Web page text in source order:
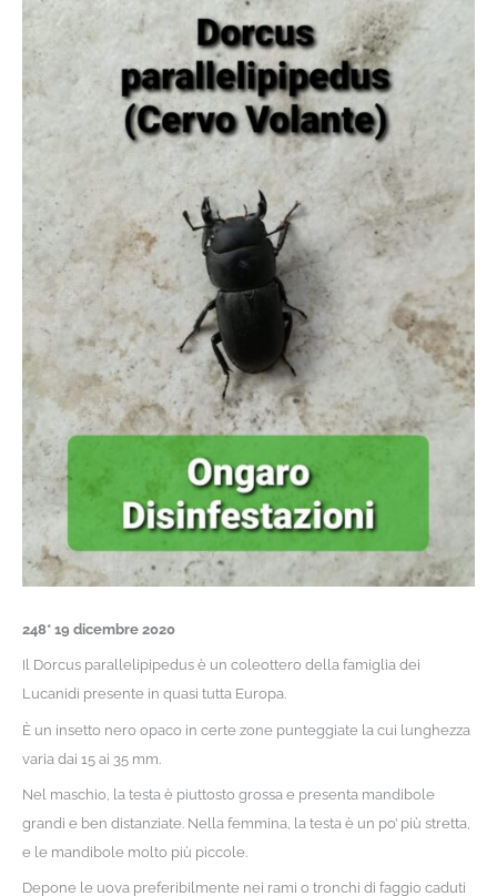
248* 19 dicembre 2020
Il Dorcus parallelipipedus è un coleottero della famiglia dei
Lucanidi presente in quasi tutta Europa.
È un insetto nero opaco in certe zone punteggiate la cui lunghezza
varia dai 15 ai 35 mm.
Nel maschio, la testa è piuttosto grossa e presenta mandibole
grandi e ben distanziate. Nella femmina, la testa è un po’ più stretta,
e le mandibole molto più piccole.
Depone le uova preferibilmente nei rami o tronchi di faggio caduti